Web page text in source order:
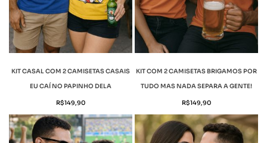
KIT CASAL COM 2 CAMISETAS CASAIS
EU CAÍ NO PAPINHO DELA
R$149,90
KIT COM 2 CAMISETAS BRIGAMOS POR
TUDO MAS NADA SEPARA A GENTE!
R$149,90